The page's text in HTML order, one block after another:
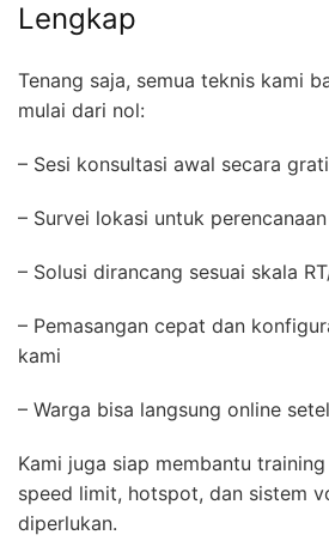
Lengkap
Tenang saja, semua teknis kami
mulai dari nol:
– Sesi konsultasi awal secara
– Survei lokasi untuk
– Solusi dirancang sesuai skala
– Pemasangan cepat dan
kami
– Warga bisa langsung online
Kami juga siap membantu
speed limit, hotspot, dan sistem
diperlukan.